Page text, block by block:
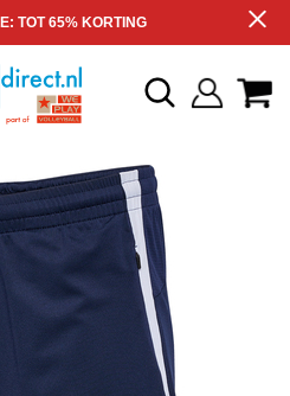
TOT 65% KORTING